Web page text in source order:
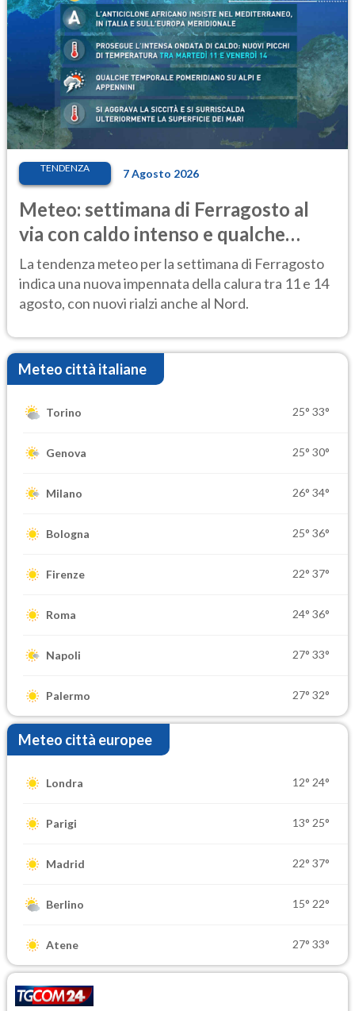
TENDENZA 7 Agosto 2026
Meteo: settimana di Ferragosto al
via con caldo intenso e qualche
temporale
La tendenza meteo per la settimana di Ferragosto
indica una nuova impennata della calura tra 11 e 14
agosto, con nuovi rialzi anche al Nord.
Meteo città italiane
Torino 25° 33°
Genova 25° 30°
Milano 26° 34°
Bologna 25° 36°
Firenze 22° 37°
Roma 24° 36°
Napoli 27° 33°
Palermo 27° 32°
Meteo città europee
Londra 12° 24°
Parigi 13° 25°
Madrid 22° 37°
Berlino 15° 22°
Atene 27° 33°